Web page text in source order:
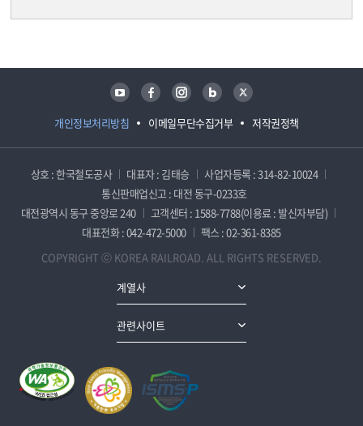
개인정보처리방침 이메일무단수집거부 저작권정책
유튜브 페이스북 인스타그램 블로그 트위터
상호 : 한국철도공사 대표자 : 김태승
사업자등록 : 314-82-10024
통신판매업신고 : 대전 동구-0233호
대전광역시 동구 중앙로 240
고객센터 : 1588-7788(이용료 : 발신자부담)
대표전화 : 042-472-5000
팩스 : 02-361-8385
COPYRIGHT ⓒ KOREA RAILROAD. ALL RIGHTS RESERVED.
계열사
관련사이트